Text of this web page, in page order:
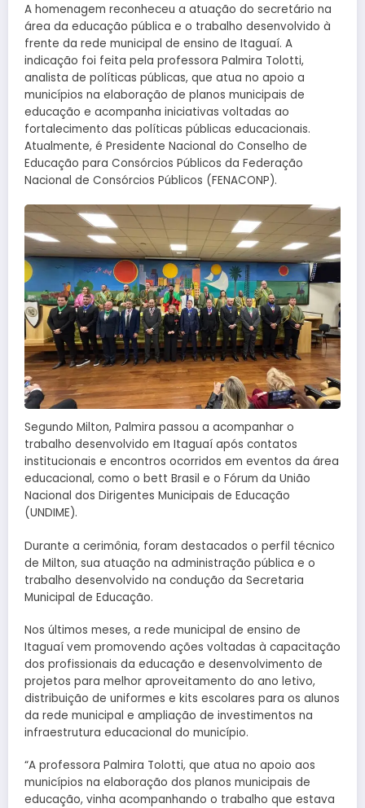
A homenagem reconheceu a atuação do secretário na
área da educação pública e o trabalho desenvolvido à
frente da rede municipal de ensino de Itaguaí. A
indicação foi feita pela professora Palmira Tolotti,
analista de políticas públicas, que atua no apoio a
municípios na elaboração de planos municipais de
educação e acompanha iniciativas voltadas ao
fortalecimento das políticas públicas educacionais.
Atualmente, é Presidente Nacional do Conselho de
Educação para Consórcios Públicos da Federação
Nacional de Consórcios Públicos (FENACONP).
Segundo Milton, Palmira passou a acompanhar o
trabalho desenvolvido em Itaguaí após contatos
institucionais e encontros ocorridos em eventos da área
educacional, como o bett Brasil e o Fórum da União
Nacional dos Dirigentes Municipais de Educação
(UNDIME).
Durante a cerimônia, foram destacados o perfil técnico
de Milton, sua atuação na administração pública e o
trabalho desenvolvido na condução da Secretaria
Municipal de Educação.
Nos últimos meses, a rede municipal de ensino de
Itaguaí vem promovendo ações voltadas à capacitação
dos profissionais da educação e desenvolvimento de
projetos para melhor aproveitamento do ano letivo,
distribuição de uniformes e kits escolares para os alunos
da rede municipal e ampliação de investimentos na
infraestrutura educacional do município.
“A professora Palmira Tolotti, que atua no apoio aos
municípios na elaboração dos planos municipais de
educação, vinha acompanhando o trabalho que estava